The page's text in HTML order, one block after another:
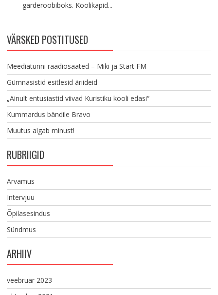
garderoobiboks. Koolikapid...
VÄRSKED POSTITUSED
Meediatunni raadiosaated – Miki ja Start FM
Gümnasistid esitlesid äriideid
„Ainult entusiastid viivad Kuristiku kooli edasi“
Kummardus bändile Bravo
Muutus algab minust!
RUBRIIGID
Arvamus
Intervjuu
Õpilasesindus
Sündmus
ARHIIV
veebruar 2023